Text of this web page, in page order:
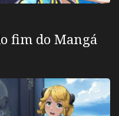
fim do Mangá